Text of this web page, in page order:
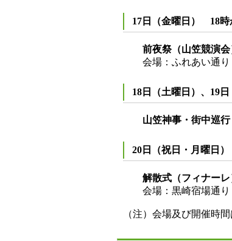
17日（金曜日） 18
前夜祭（山笠競演会
会場：ふれあい通
18日（土曜日）、19日
山笠神事・街中巡行
20日（祝日・月曜日
解散式（フィナーレ
会場：黒崎宿場通り
（注）会場及び開催時